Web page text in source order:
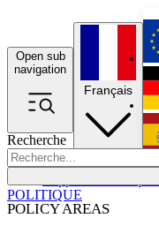
Open sub
navigation
Recherche
POLICY AREAS
Français
POLITIQUE